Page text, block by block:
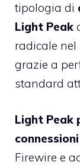
tipologia di
Light Peak
radicale nel
grazie a
standard
Light Peak
Firewire e